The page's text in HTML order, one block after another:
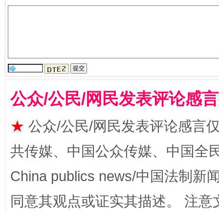
揭批美国五大"原罪" "
公众/公民/网民发表评论感
★ 公众/公民/网民发表评论感言
共传媒、中国公众传媒、中国全
China publics news/中国法制新
同意其观点或证实其描述。 注